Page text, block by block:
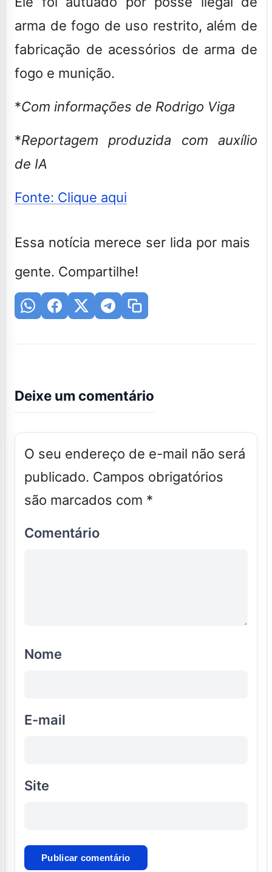
arma de fogo de uso restrito, além de
fabricação de acessórios de arma de
fogo e munição.
*Com informações de Rodrigo Viga
*Reportagem produzida com auxílio
de IA
Fonte: Clique aqui
Essa notícia merece ser lida por mais
gente. Compartilhe!
Deixe um comentário
O seu endereço de e-mail não será
publicado. Campos obrigatórios
são marcados com *
Comentário
Nome
E-mail
Site